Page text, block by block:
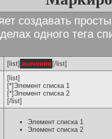
создавать
одного тега
[list] значение [/list]
[list]
[*]Элемент списка 1
[*]Элемент списка 2
[/list]
Элемент списка 1
Элемент списка 2